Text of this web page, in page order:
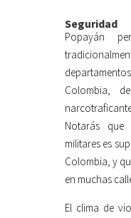
Seguridad
Popayán
Colombia,
Notarás
militares es
Colombia, y
en muchas
El clima de